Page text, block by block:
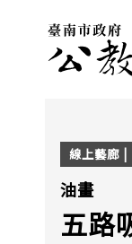
線上藝廊 |
油畫
五路